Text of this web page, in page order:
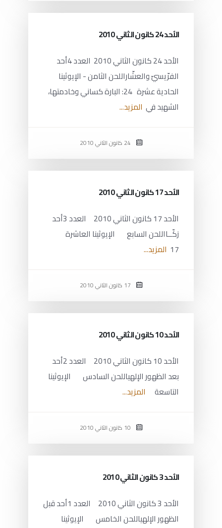
الأحد 24 كانون الثاني 2010
الأحد 24 كانون الثاني 2010 العدد 4أحد
الفرّيسيّ والعشّاراللحن الثامن - الإيوثينا
الحادية عشرة 24: البارة كساني وخادمتها،
الشهيد في المزيد...
الأحد 17 كانون الثاني 2010
الأحد 17 كانون الثاني 2010 العدد 3أحد
زكّــااللحن السابع الإيوثينا العاشرة
17 المزيد...
الأحد 10 كانون الثاني 2010
الأحد 10 كانون الثاني 2010 العدد 2أحد
بعد الظهور الإلهياللحن السادس الإيوثينا
التاسعة المزيد...
الأحد 3 كانون الثاني 2010
الأحد 3 كانون الثاني 2010 العدد 1أحد قبل
الظهور الإلهياللحن الخامس الإيوثينا